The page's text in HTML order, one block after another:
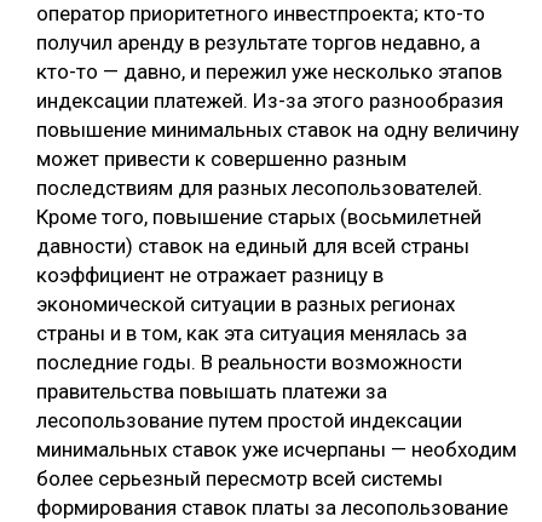
оператор приоритетного инвестпроекта; кто-то
получил аренду в результате торгов недавно, а
кто-то — давно, и пережил уже несколько этапов
индексации платежей. Из-за этого разнообразия
повышение минимальных ставок на одну величину
может привести к совершенно разным
последствиям для разных лесопользователей.
Кроме того, повышение старых (восьмилетней
давности) ставок на единый для всей страны
коэффициент не отражает разницу в
экономической ситуации в разных регионах
страны и в том, как эта ситуация менялась за
последние годы. В реальности возможности
правительства повышать платежи за
лесопользование путем простой индексации
минимальных ставок уже исчерпаны — необходим
более серьезный пересмотр всей системы
формирования ставок платы за лесопользование